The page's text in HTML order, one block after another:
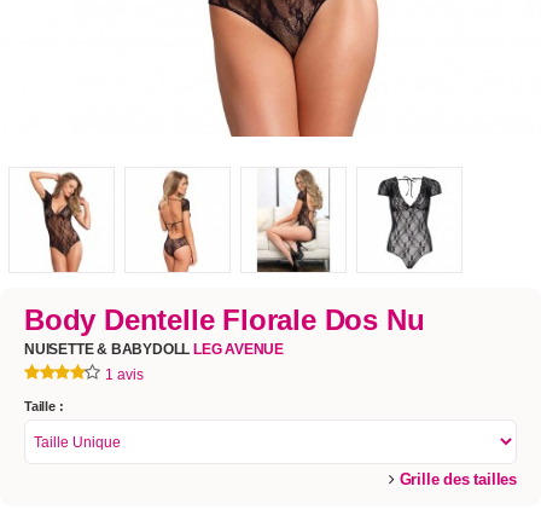
Body Dentelle Florale Dos Nu
NUISETTE & BABYDOLL LEG AVENUE
1 avis
Taille :
Grille des tailles